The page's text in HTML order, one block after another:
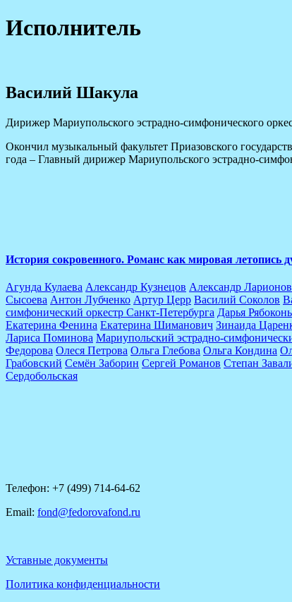
Исполнитель
Василий Шакула
Дирижер Мариупольского эстрадно-симфонического
Окончил музыкальный факультет Приазовского
года – Главный дирижер Мариупольского эстрадно-
История сокровенного. Романс как мировая летопись
Агунда Кулаева Александр Кузнецов Александр Ларионов
Сысоева Антон Лубченко Артур Церр Василий Соколов
симфонический оркестр Санкт-Петербурга Дарья Рябоконь
Екатерина Фенина Екатерина Шиманович Зинаида
Лариса Поминова Мариупольский эстрадно-
Федорова Олеся Петрова Ольга Глебова Ольга Кондина
Грабовский Семён Заборин Сергей Романов Степан
Сердобольская
Телефон: +7 (499) 714-64-62
Email: fond@fedorovafond.ru
Уставные документы
Политика конфиденциальности